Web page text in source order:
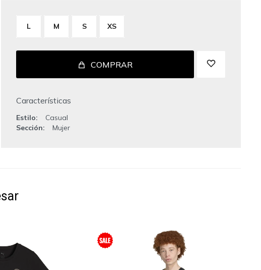
L M S XS
COMPRAR
Características
Estilo
Casual
Sección
Mujer